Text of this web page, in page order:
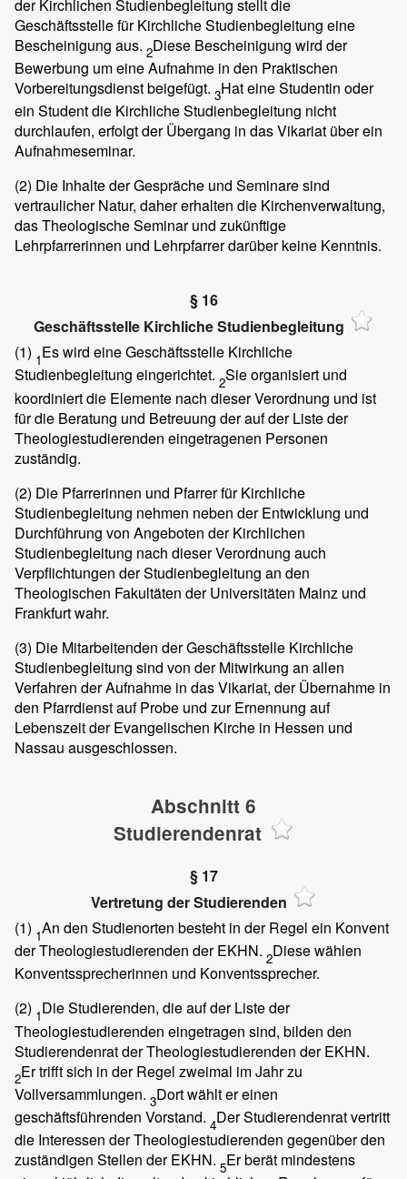
der Kirchlichen Studienbegleitung stellt die
Geschäftsstelle für Kirchliche Studienbegleitung eine
Bescheinigung aus. 2Diese Bescheinigung wird der
Bewerbung um eine Aufnahme in den Praktischen
Vorbereitungsdienst beigefügt. 3Hat eine Studentin oder
ein Student die Kirchliche Studienbegleitung nicht
durchlaufen, erfolgt der Übergang in das Vikariat über ein
Aufnahmeseminar.
(2) Die Inhalte der Gespräche und Seminare sind
vertraulicher Natur, daher erhalten die Kirchenverwaltung,
das Theologische Seminar und zukünftige
Lehrpfarrerinnen und Lehrpfarrer darüber keine Kenntnis.
§ 16
Geschäftsstelle Kirchliche Studienbegleitung
(1) 1Es wird eine Geschäftsstelle Kirchliche
Studienbegleitung eingerichtet. 2Sie organisiert und
koordiniert die Elemente nach dieser Verordnung und ist
für die Beratung und Betreuung der auf der Liste der
Theologiestudierenden eingetragenen Personen
zuständig.
(2) Die Pfarrerinnen und Pfarrer für Kirchliche
Studienbegleitung nehmen neben der Entwicklung und
Durchführung von Angeboten der Kirchlichen
Studienbegleitung nach dieser Verordnung auch
Verpflichtungen der Studienbegleitung an den
Theologischen Fakultäten der Universitäten Mainz und
Frankfurt wahr.
(3) Die Mitarbeitenden der Geschäftsstelle Kirchliche
Studienbegleitung sind von der Mitwirkung an allen
Verfahren der Aufnahme in das Vikariat, der Übernahme in
den Pfarrdienst auf Probe und zur Ernennung auf
Lebenszeit der Evangelischen Kirche in Hessen und
Nassau ausgeschlossen.
Abschnitt 6
Studierendenrat
§ 17
Vertretung der Studierenden
(1) 1An den Studienorten besteht in der Regel ein Konvent
der Theologiestudierenden der EKHN. 2Diese wählen
Konventssprecherinnen und Konventssprecher.
(2) 1Die Studierenden, die auf der Liste der
Theologiestudierenden eingetragen sind, bilden den
Studierendenrat der Theologiestudierenden der EKHN.
2Er trifft sich in der Regel zweimal im Jahr zu
Vollversammlungen. 3Dort wählt er einen
geschäftsführenden Vorstand. 4Der Studierendenrat vertritt
die Interessen der Theologiestudierenden gegenüber den
zuständigen Stellen der EKHN. 5Er berät mindestens